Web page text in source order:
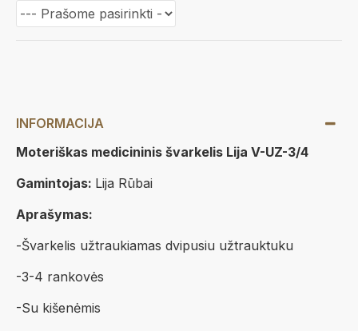
INFORMACIJA
Moteriškas medicininis švarkelis Lija V-UZ-3/4
Gamintojas: Lija Rūbai
Aprašymas:
-Švarkelis užtraukiamas dvipusiu užtrauktuku
-3-4 rankovės
-Su kišenėmis